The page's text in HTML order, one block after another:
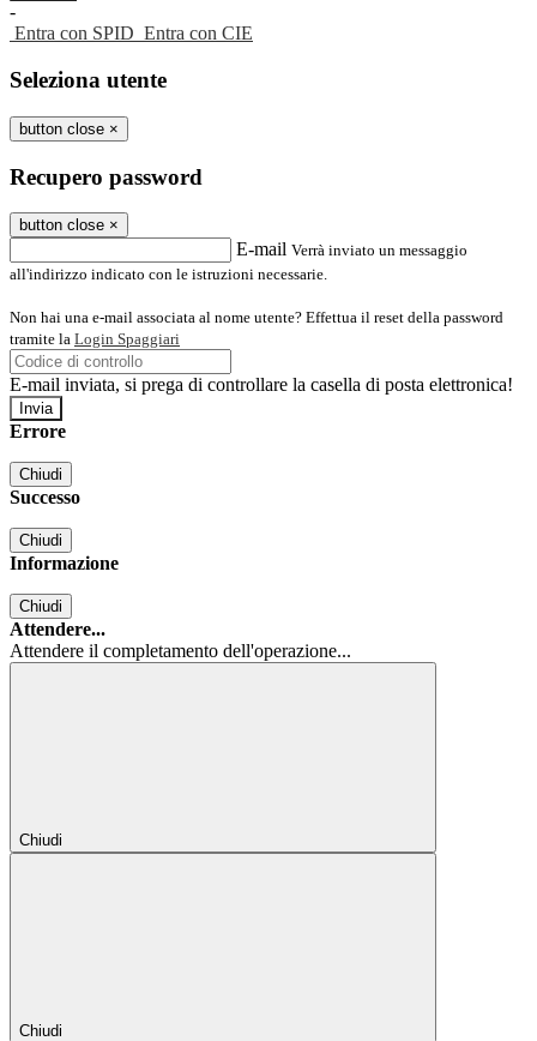
-
Entra con SPID Entra con CIE
Seleziona utente
button close ×
Recupero password
button close ×
E-mail Verrà inviato un messaggio
all'indirizzo indicato con le istruzioni necessarie.
Non hai una e-mail associata al nome utente? Effettua il reset della password
tramite la Login Spaggiari
E-mail inviata, si prega di controllare la casella di posta elettronica!
Errore
Chiudi
Successo
Chiudi
Informazione
Chiudi
Attendere...
Attendere il completamento dell'operazione...
Chiudi
Chiudi